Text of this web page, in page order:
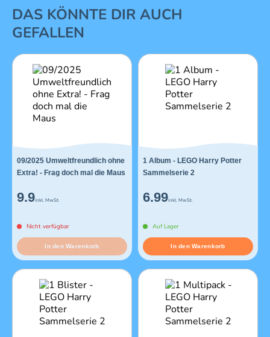
1 von 16
DAS KÖNNTE DIR AUCH
GEFALLEN
09/2025 Umweltfreundlich ohne
Extra! - Frag doch mal die Maus
9.9inkl. MwSt.
Nicht verfügbar
In den Warenkorb
1 Album - LEGO Harry Potter
Sammelserie 2
6.99inkl. MwSt.
Auf Lager
In den Warenkorb